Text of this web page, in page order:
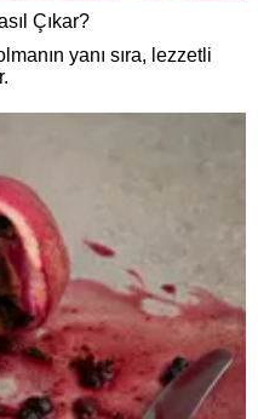
Çıkar?
yanı sıra, lezzetli